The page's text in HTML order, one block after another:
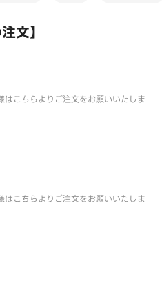
文】
はこちらよりご注文をお願いいたしま
はこちらよりご注文をお願いいたしま